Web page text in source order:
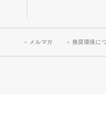
メルマガ 推奨環境に